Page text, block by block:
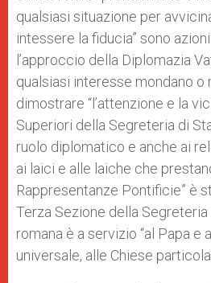
qualsiasi situazione per
intessere la fiducia” sono
l’approccio della Diplomazia
qualsiasi interesse mondano o
dimostrare “l’attenzione e la
Superiori della Segreteria di
ruolo diplomatico e anche ai
ai laici e alle laiche che
Rappresentanze Pontificie” è
Terza Sezione della Segreteria
romana è a servizio “al Papa e
universale, alle Chiese